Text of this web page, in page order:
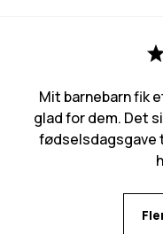
Mit barnebarn fik
glad for dem. Det
fødselsdagsgave